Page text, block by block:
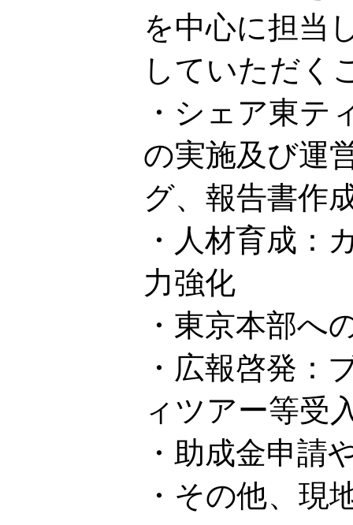
を中心に担当
していただく
・シェア東テ
の実施及び運
グ、報告書作
・人材育成：
力強化
・東京本部へ
・広報啓発：
ィツアー等受
・助成金申請
・その他、現